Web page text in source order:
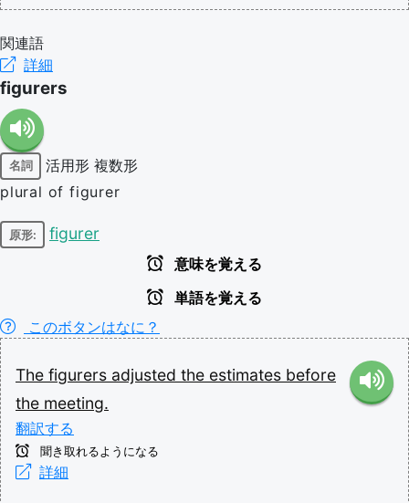
関連語
詳細
figurers
名詞 活用形 複数形
plural of figurer
原形: figurer
意味を覚える
単語を覚える
このボタンはなに？
The figurers adjusted the estimates before
the meeting.
翻訳する
聞き取れるようになる
詳細